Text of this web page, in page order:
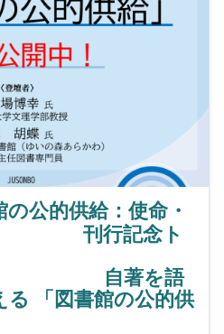
の公的供給：使命・
』 刊行記念ト
を語
「図書館の公的供